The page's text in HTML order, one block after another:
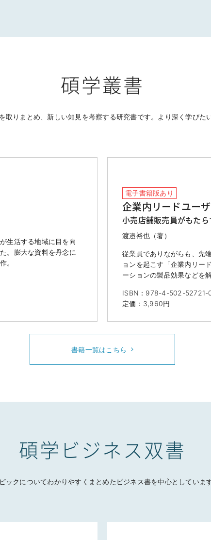
碩学叢書
取りまとめ、新しい知見を考察する研究書です。より深く学びた
生活する地域に目を向
。膨大な資料を丹念に
。
電子書籍版あり
企業内リードユー
小売店舗販売員がもた
渡邉裕也（著）
従業員でありながらも、先
ョンを起こす「企業内リー
ーションの製品効果などを
ISBN：978-4-502-52721-
定価：3,960円
書籍一覧はこちら
碩学ビジネス双書
ックについてわかりやすくまとめたビジネス書を中心としていま